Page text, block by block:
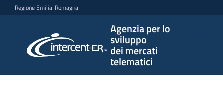
Vai al contenuto
Vai alla navigazione
Vai al footer
Regione Emilia-Romagna
Agenzia per lo
sviluppo
dei mercati
telematici
per lo
sviluppo